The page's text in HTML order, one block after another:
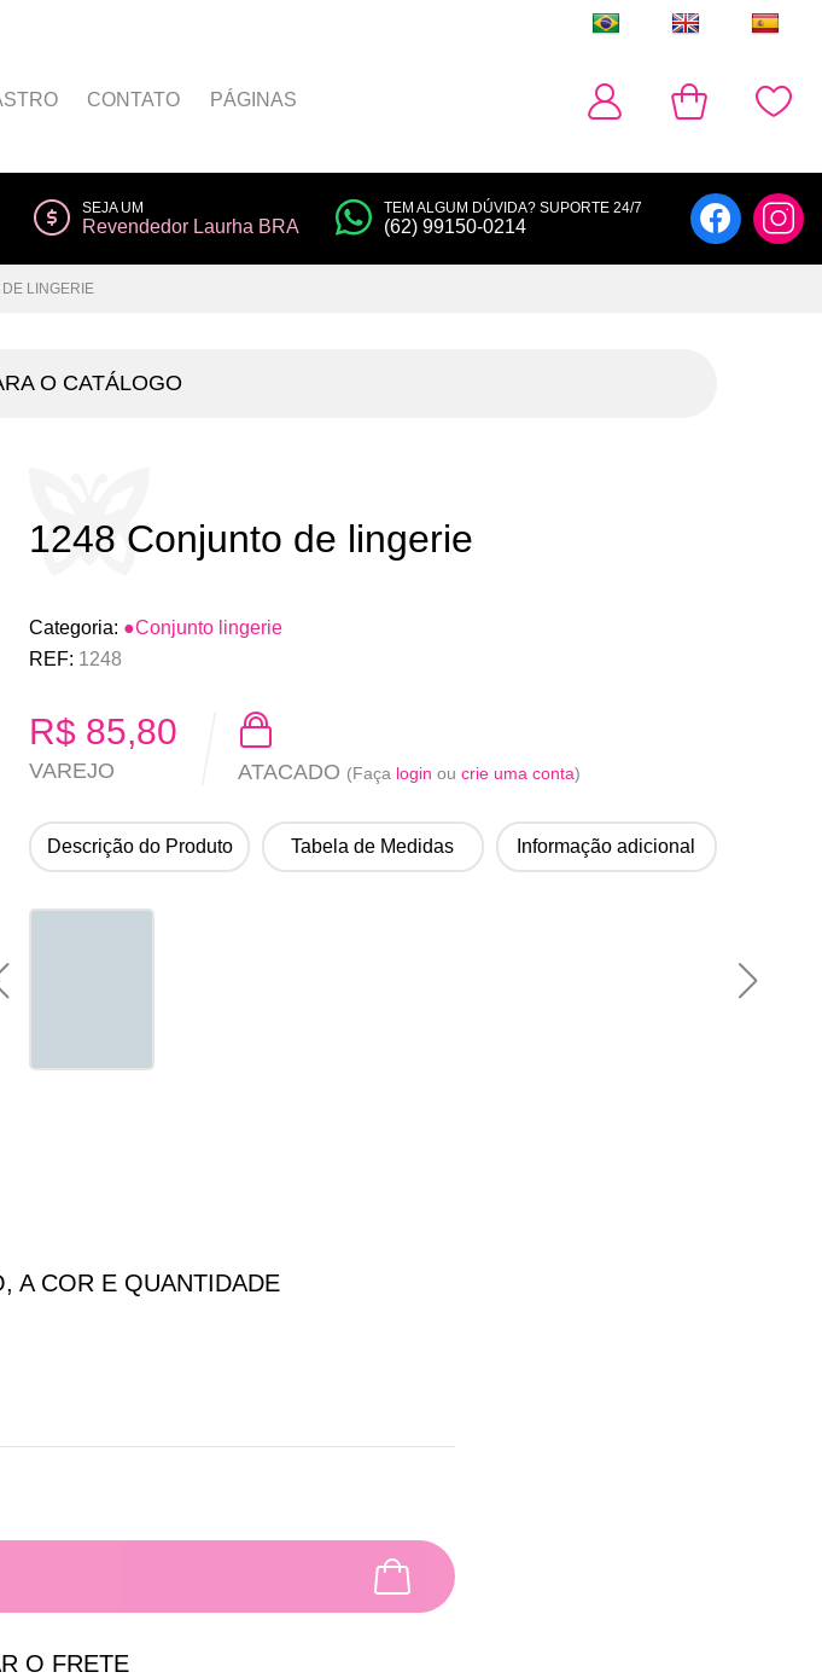
CONTATO PÁGINAS
Painel do Afiliado
Regulamento
Login do Afiliado
SEJA UM
Revendedor Laurha BRA
TEM ALGUM DÚVIDA? SUPORTE 24/7
(62) 99150-0214
LINGERIE
O CATÁLOGO
1248 Conjunto de lingerie
Categoria: ●Conjunto lingerie
REF: 1248
R$ 85,80
VAREJO ATACADO (Faça login ou crie uma conta)
Descrição do Produto Tabela de Medidas Informação adicional
A COR E QUANTIDADE
O FRETE